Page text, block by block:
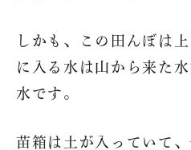
しかも、この田んぼは
に入る水は山から来た
水です。
苗箱は土が入っていて